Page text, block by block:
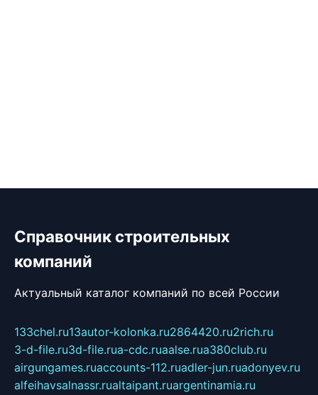
Справочник строительных
компаний
Актуальный каталог компаний по всей России
133chel.ru13autor-kolonka.ru2864420.ru2rich.ru
3-d-file.ru3d-file.rua-cdc.ruaalse.rua380club.ru
airgungames.ruaccounts-112.ruadler-jun.ruadonyev.ru
alfeihavsalnassr.rualtaipant.ruargentinamia.ru